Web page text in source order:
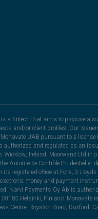
a fintech that aims to propose a
and/or client profiles. Our
UAB pursuant to a
authorized and regulated as an
Wicklow, Ireland. Moorwand Ltd
Autorité de Contrôle Prudentiel
registered office at Fora, 3
money and payment
Narvi Payments Oy Ab is
Helsinki, Finland.
Centre, Royston Road, Duxford,